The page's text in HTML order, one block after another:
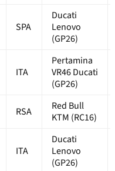
SPA
Ducati
Lenovo
(GP26)
ITA
Pertamina
VR46 Ducati
(GP26)
RSA
Red Bull
KTM (RC16)
ITA
Ducati
Lenovo
(GP26)